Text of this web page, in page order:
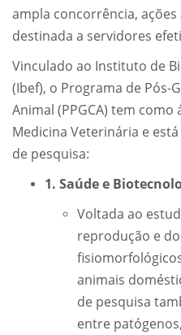
ampla concorrência,
destinada a servidores
Vinculado ao Instituto de
(Ibef), o Programa de Pós-
Animal (PPGCA) tem
Medicina Veterinária e
de pesquisa:
1. Saúde e
Voltada ao
reprodução e
animais
de pesquisa
entre